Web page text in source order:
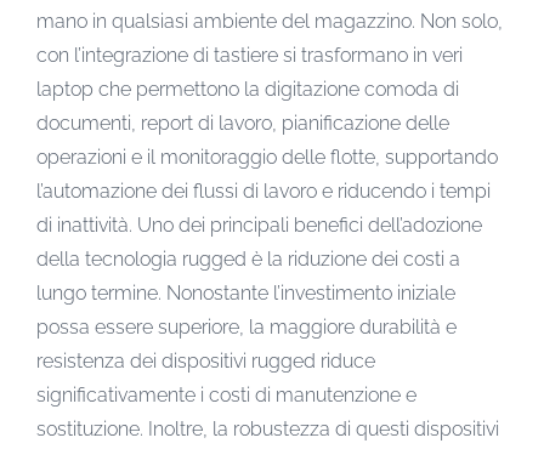
mano in qualsiasi ambiente del magazzino. Non solo,
con l’integrazione di tastiere si trasformano in veri
laptop che permettono la digitazione comoda di
documenti, report di lavoro, pianificazione delle
operazioni e il monitoraggio delle flotte, supportando
l’automazione dei flussi di lavoro e riducendo i tempi
di inattività. Uno dei principali benefici dell’adozione
della tecnologia rugged è la riduzione dei costi a
lungo termine. Nonostante l’investimento iniziale
possa essere superiore, la maggiore durabilità e
resistenza dei dispositivi rugged riduce
significativamente i costi di manutenzione e
sostituzione. Inoltre, la robustezza di questi dispositivi